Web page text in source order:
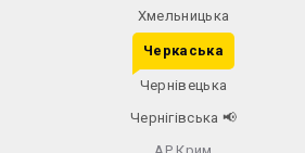
Хмельницька
Черкаська
Чернівецька
Чернігівська 📢